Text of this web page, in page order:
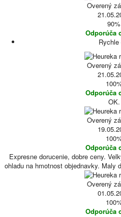
Overený
90%
Odporúča
Rychle
Overený
Odporúča
OK.
Overený
Odporúča
Expresne dorucenie, dobre ceny.
ohladu na hmotnost objednavky. Maly
Overený
Odporúča